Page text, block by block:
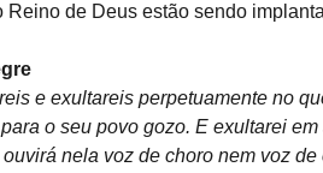
Reino de Deus estão sendo
e exultareis perpetuamente no
o seu povo gozo. E exultarei
nela voz de choro nem voz de